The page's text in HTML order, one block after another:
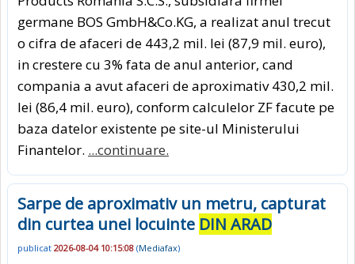
germane BOS GmbH&Co.KG, a realizat anul trecut
o cifra de afaceri de 443,2 mil. lei (87,9 mil. euro),
in crestere cu 3% fata de anul anterior, cand
compania a avut afaceri de aproximativ 430,2 mil.
lei (86,4 mil. euro), conform calculelor ZF facute pe
baza datelor existente pe site-ul Ministerului
Finantelor. ...continuare.
Sarpe de aproximativ un metru, capturat
din curtea unei locuinte DIN ARAD
publicat 2026-08-04 10:15:08 (Mediafax)